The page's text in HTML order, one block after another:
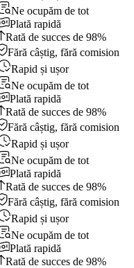
Ne ocupăm de tot
Plată rapidă
Rată de succes de 98%
Fără câștig, fără comision
Rapid și ușor
Ne ocupăm de tot
Plată rapidă
Rată de succes de 98%
Fără câștig, fără comision
Rapid și ușor
Ne ocupăm de tot
Plată rapidă
Rată de succes de 98%
Fără câștig, fără comision
Rapid și ușor
Ne ocupăm de tot
Plată rapidă
Rată de succes de 98%